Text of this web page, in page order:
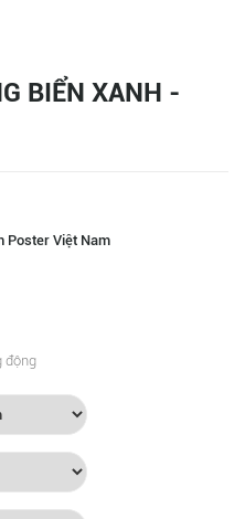
BIỂN XANH -
Poster Việt Nam
động